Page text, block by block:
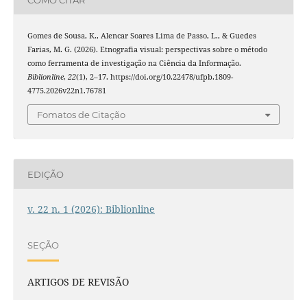
Gomes de Sousa, K., Alencar Soares Lima de Passo, L., & Guedes
Farias, M. G. (2026). Etnografia visual: perspectivas sobre o método
como ferramenta de investigação na Ciência da Informação.
Biblionline, 22(1), 2–17. https://doi.org/10.22478/ufpb.1809-
4775.2026v22n1.76781
Fomatos de Citação
EDIÇÃO
v. 22 n. 1 (2026): Biblionline
SEÇÃO
ARTIGOS DE REVISÃO